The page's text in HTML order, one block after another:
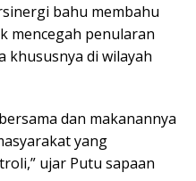
bahu membahu
mencegah penularan
khususnya di wilayah
dan makanannya
yang
ujar Putu sapaan